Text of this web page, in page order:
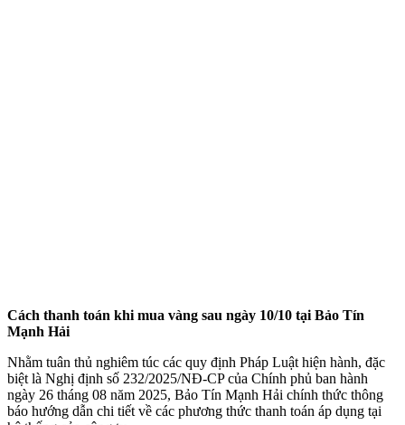
Cách thanh toán khi mua vàng sau ngày 10/10 tại Bảo Tín
Mạnh Hải
Nhằm tuân thủ nghiêm túc các quy định Pháp Luật hiện hành, đặc
biệt là Nghị định số 232/2025/NĐ-CP của Chính phủ ban hành
ngày 26 tháng 08 năm 2025, Bảo Tín Mạnh Hải chính thức thông
báo hướng dẫn chi tiết về các phương thức thanh toán áp dụng tại